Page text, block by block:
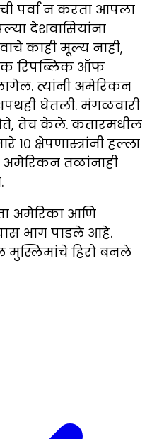
पर्वा न करता आपला
देशवासियांना
काही मूल्य नाही,
रिपब्लिक ऑफ
त्यांनी अमेरिकन
घेतली. मंगळवारी
तेच केले. कतारमधील
क्षेपणास्त्रांनी हल्ला
तळांनाही
अमेरिका आणि
भाग पाडले आहे.
मुस्लिमांचे हिरो बनले